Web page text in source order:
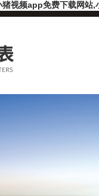
视频app免费下载网站